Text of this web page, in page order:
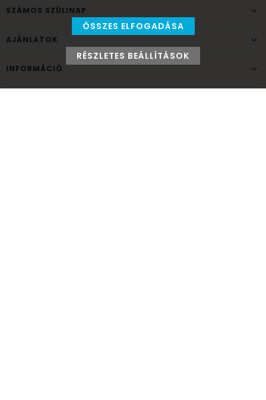
SZÁMOS SZÜLINAP
AJÁNLATOK
INFORMÁCIÓ
ÖSSZES ELFOGADÁSA
RÉSZLETES BEÁLLÍTÁSOK